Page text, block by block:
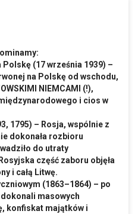
Polskę (17 września 1939) –
na Polskę od wschodu,
NIEMCAMI (!),
i cios w
1795) – Rosja, wspólnie z
dokonała rozbioru
do utraty
część zaboru objęła
i całą Litwę.
(1863–1864) – po
masowych
konfiskat majątków i